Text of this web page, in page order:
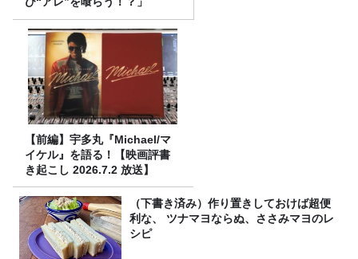
【前編】宇多丸『Michael/マ
イケル』を語る！【映画評書
き起こし 2026.7.2 放送】
（下書き済み）作り置きしておけば超便
利な、 ツナマヨならぬ、ささみマヨのレ
シピ